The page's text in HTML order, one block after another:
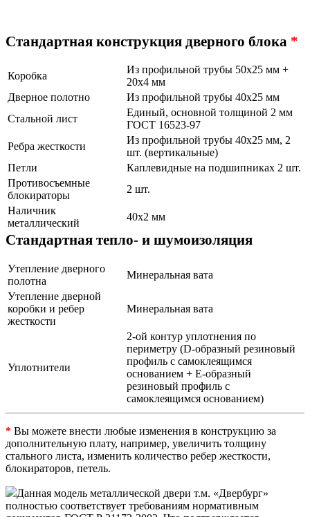
Стандартная конструкция дверного блока *
Коробка
Из профильной трубы 50х25 мм +
20х4 мм
Дверное полотно
Из профильной трубы 40х25 мм
Стальной лист
Единый, основной толщиной 2 мм
ГОСТ 16523-97
Ребра жесткости
Из профильной трубы 40х25 мм, 2
шт. (вертикальные)
Петли
Каплевидные на подшипниках 2 шт.
Противосъемные
блокираторы
2 шт.
Наличник
металлический
40х2 мм
Стандартная тепло- и шумоизоляция
Утепление дверного
полотна
Минеральная вата
Утепление дверной
коробки и ребер
жесткости
Минеральная вата
Уплотнители
2-ой контур уплотнения по
периметру (D-образный резиновый
профиль с самоклеящимся
основанием + Е-образный
резиновый профиль с
самоклеящимся основанием)
* Вы можете внести любые изменения в конструкцию за
дополнительную плату, например, увеличить толщину
стального листа, изменить количество ребер жесткости,
блокираторов, петель.
Данная модель металлической двери т.м. «Двербург»
полностью соответствует требованиям нормативным